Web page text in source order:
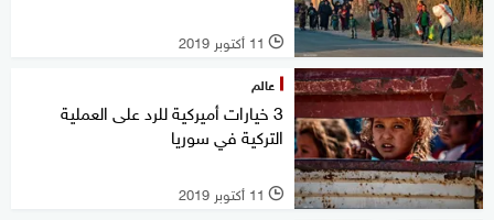
l 11 أكتوبر 2019
عالم
3 خيارات أميركية للرد على العملية
التركية في سوريا
l 11 أكتوبر 2019